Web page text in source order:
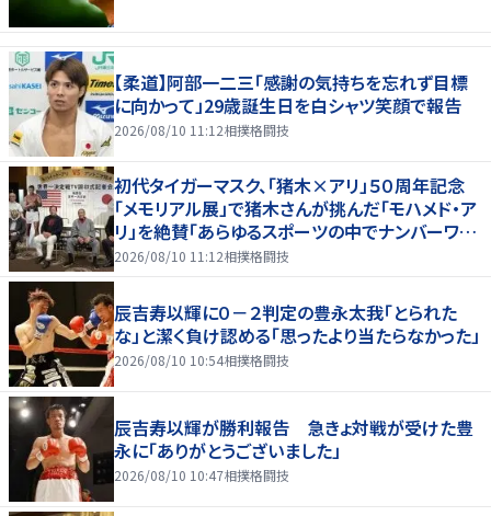
【柔道】阿部一二三「感謝の気持ちを忘れず目標
に向かって」29歳誕生日を白シャツ笑顔で報告
2026/08/10 11:12相撲格闘技
初代タイガーマスク、「猪木×アリ」５０周年記念
「メモリアル展」で猪木さんが挑んだ「モハメド・ア
リ」を絶賛「あらゆるスポーツの中でナンバーワン
の存在」
2026/08/10 11:12相撲格闘技
辰吉寿以輝に０－２判定の豊永太我「とられた
な」と潔く負け認める「思ったより当たらなかった」
2026/08/10 10:54相撲格闘技
辰吉寿以輝が勝利報告 急きょ対戦が受けた豊
永に「ありがとうございました」
2026/08/10 10:47相撲格闘技